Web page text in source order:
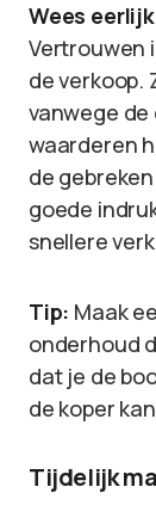
Wees
Vertrouwen
de verkoop.
vanwege
waarderen
de
goede
snellere
Tip: Maak
onderhoud
dat je de
de koper
Tijdelijk